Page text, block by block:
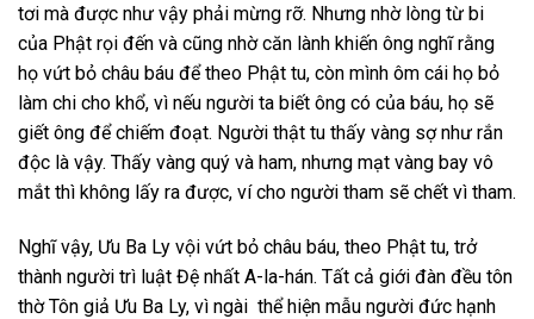
tơi mà được như vậy phải mừng rỡ. Nhưng nhờ lòng từ bi
của Phật rọi đến và cũng nhờ căn lành khiến ông nghĩ rằng
họ vứt bỏ châu báu để theo Phật tu, còn mình ôm cái họ bỏ
làm chi cho khổ, vì nếu người ta biết ông có của báu, họ sẽ
giết ông để chiếm đoạt. Người thật tu thấy vàng sợ như rắn
độc là vậy. Thấy vàng quý và ham, nhưng mạt vàng bay vô
mắt thì không lấy ra được, ví cho người tham sẽ chết vì tham.
Nghĩ vậy, Ưu Ba Ly vội vứt bỏ châu báu, theo Phật tu, trở
thành người trì luật Đệ nhất A-la-hán. Tất cả giới đàn đều tôn
thờ Tôn giả Ưu Ba Ly, vì ngài thể hiện mẫu người đức hạnh